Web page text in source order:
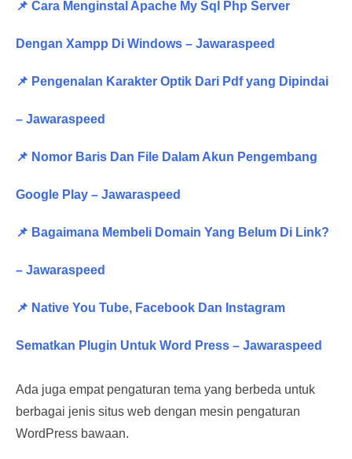
📌 Cara Menginstal Apache My Sql Php Server
Dengan Xampp Di Windows – Jawaraspeed
📌 Pengenalan Karakter Optik Dari Pdf yang Dipindai
– Jawaraspeed
📌 Nomor Baris Dan File Dalam Akun Pengembang
Google Play – Jawaraspeed
📌 Bagaimana Membeli Domain Yang Belum Di Link?
– Jawaraspeed
📌 Native You Tube, Facebook Dan Instagram
Sematkan Plugin Untuk Word Press – Jawaraspeed
Ada juga empat pengaturan tema yang berbeda untuk
berbagai jenis situs web dengan mesin pengaturan
WordPress bawaan.